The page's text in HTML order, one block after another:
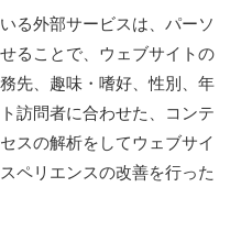
る外部サービスは、パーソ
ることで、ウェブサイトの
先、趣味・嗜好、性別、年
訪問者に合わせた、コンテ
スの解析をしてウェブサイ
ペリエンスの改善を行った